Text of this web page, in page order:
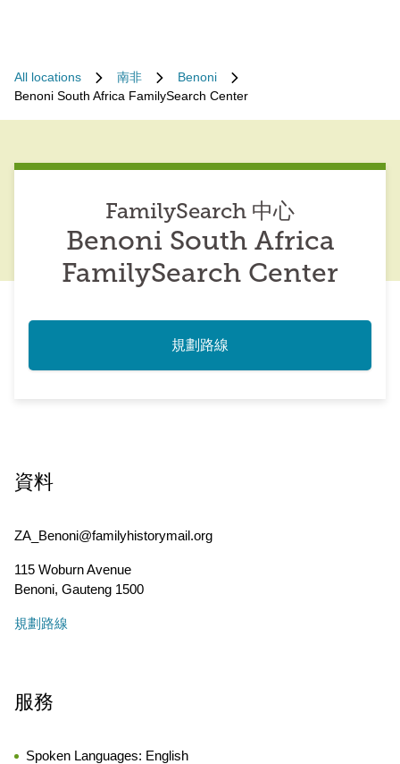
All locations 南非
Benoni
Benoni South Africa FamilySearch Center
FamilySearch 中心
Benoni South Africa
FamilySearch Center
規劃路線
資料
ZA_Benoni@familyhistorymail.org
115 Woburn Avenue
Benoni, Gauteng 1500
規劃路線
服務
Spoken Languages: English